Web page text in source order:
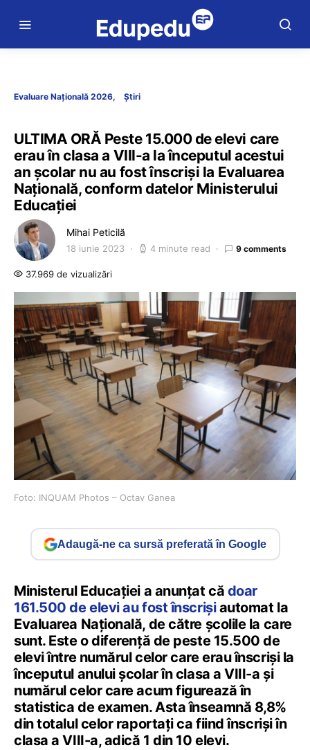
Evaluare Națională 2026 Știri
ULTIMA ORĂ Peste 15.000 de elevi care
erau în clasa a VIII-a la începutul acestui
an școlar nu au fost înscriși la Evaluarea
Națională, conform datelor Ministerului
Educației
Mihai Peticilă
18 iunie 2023 4 minute read 9 comments
37.969 de vizualizări
Foto: INQUAM Photos – Octav Ganea
Adaugă-ne ca sursă preferată în Google
Ministerul Educației a anunțat că doar
161.500 de elevi au fost înscrișiautomat la
Evaluarea Națională, de către școlile la care
sunt. Este o diferență de peste 15.500 de
elevi între numărul celor care erau înscriși la
începutul anului școlar în clasa a VIII-a și
numărul celor care acum figurează în
statistica de examen. Asta înseamnă 8,8%
din totalul celor raportați ca fiind înscriși în
clasa a VIII-a, adică 1 din 10 elevi.